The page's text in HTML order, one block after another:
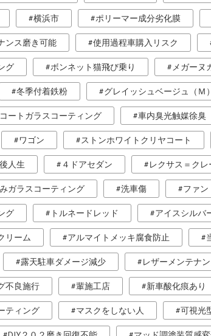
横浜市 ポリーマー成分劣化膜
ンス磨き可能 使用過程車購入リスク
グ ボンネット猫飛び乗り メガーヌ
冬季付着鉄粉 グレイッシュベージュ（Ｍ）
ートガラスコーティング 車内臭光触媒徐臭
ワゴン ストンホワイトクリヤコート
人生 ４ドアセダン レクサス＝クレ
ガラスコーティング 洗車傷 ファ
グ トルネードレッド アイスシルバ
リーム アルマイトメッキ腐食防止
露天駐車ダメージ減少 レザーメンテナ
不良施行 輩施工店 新車酸化痕あり
ティング マスクをしない人 可視光